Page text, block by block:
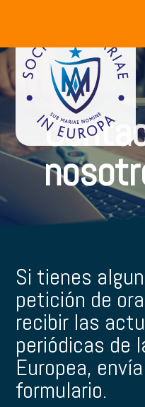
Si tienes
petición de
recibir las
periódicas de
Europea,
formulario.